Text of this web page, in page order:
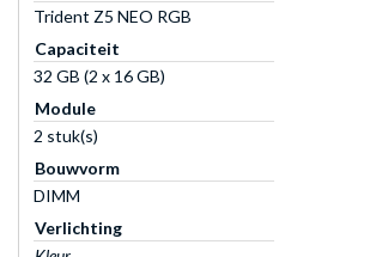
Trident Z5 NEO RGB
Capaciteit
32 GB (2 x 16 GB)
Module
2 stuk(s)
Bouwvorm
DIMM
Verlichting